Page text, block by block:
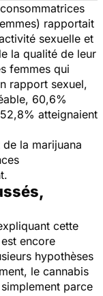
rapportait
sexuelle et
la qualité de leur
femmes qui
rapport sexuel,
60,6%
atteignaient
la marijuana
cette
encore
hypothèses
le cannabis
parce